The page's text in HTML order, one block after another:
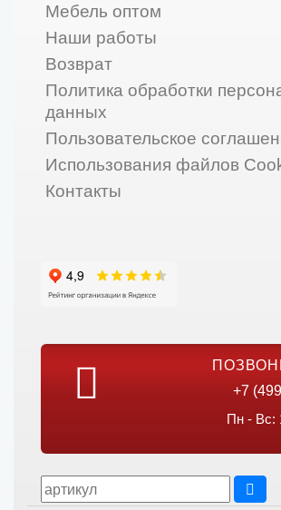
Мебель оптом
Наши работы
Возврат
Политика обработки
данных
Пользовательское
Использования файлов
Контакты
+7
Пн - Вс: